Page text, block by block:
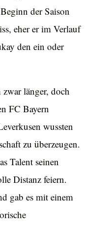
der Saison
eher er im Verlauf
den ein oder
länger, doch
FC Bayern
wussten
zu überzeugen.
Talent seinen
Distanz feiern.
gab es mit einem